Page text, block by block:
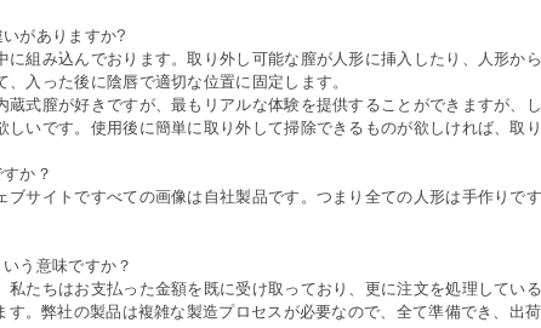
がありますか?
組み込んでおります。取り外し可能な膣が人形に挿入したり、人形か
入った後に陰唇で適切な位置に固定します。
式膣が好きですが、最もリアルな体験を提供することができますが、
いです。使用後に簡単に取り外して掃除できるものが欲しければ、取
か？
サイトですべての画像は自社製品です。つまり全ての人形は手作りで
う意味ですか？
たちはお支払った金額を既に受け取っており、更に注文を処理している
。弊社の製品は複雑な製造プロセスが必要なので、全て準備でき、出